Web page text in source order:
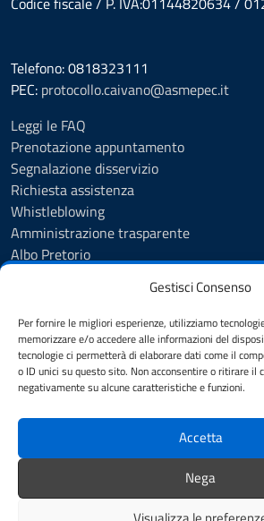
Gestisci Consenso
Per fornire le migliori esperienze, utilizziamo
memorizzare e/o accedere alle informazioni del
tecnologie ci permetterà di elaborare dati come il
o ID unici su questo sito. Non acconsentire o ritirare il
negativamente su alcune caratteristiche e funzioni.
Accetta
Nega
Telefono: 0818323111
PEC: protocollo.caivano@asmepec.it
Leggi le FAQ
Prenotazione appuntamento
Segnalazione disservizio
Richiesta assistenza
Whistleblowing
Amministrazione trasparente
Albo Pretorio
Cookie Policy
Informativa privacy videosorveglianza
Feedback
Dichiarazione di accessibilità
SEGUICI SU
Telegram Instagram